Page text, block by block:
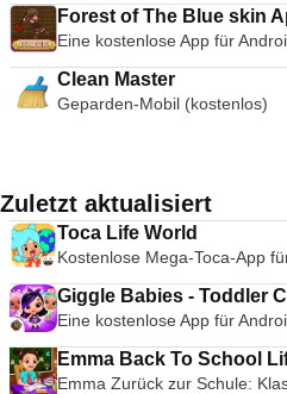
Forest of The Blue skin
Eine kostenlose App für
Clean Master
Geparden-Mobil (kostenlos)
Zuletzt aktualisiert
Toca Life World
Kostenlose Mega-Toca-App
Giggle Babies - Toddler
Eine kostenlose App für
Emma Back To School
Emma Zurück zur Schule: